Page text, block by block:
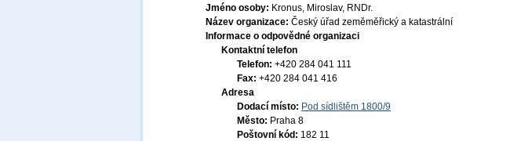
Jméno osoby: Kronus, Miroslav, RNDr.
Název organizace: Český úřad zeměměřický a katastrální
Informace o odpovědné organizaci
Kontaktní telefon
Telefon: +420 284 041 111
Fax: +420 284 041 416
Adresa
Dodací místo: Pod sídlištěm 1800/9
Město: Praha 8
Poštovní kód: 182 11